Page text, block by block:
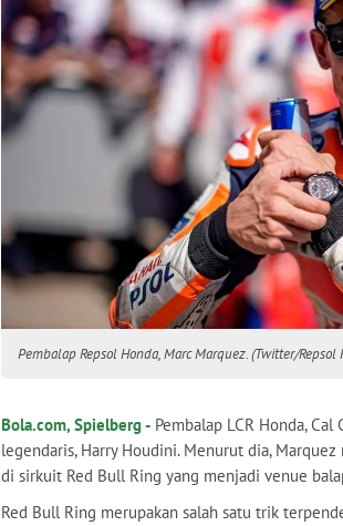
Pembalap Repsol Honda, Marc Marquez. (Twitter/Repsol
Bola.com, Spielberg - Pembalap LCR Honda,
legendaris, Harry Houdini. Menurut dia,
di sirkuit Red Bull Ring yang menjadi venue
Red Bull Ring merupakan salah satu trik